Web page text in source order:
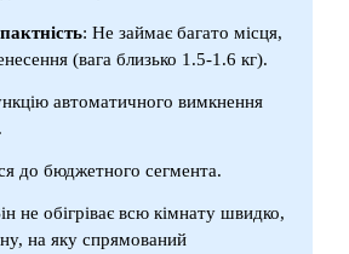
: Не займає багато місця,
(вага близько 1.5-1.6 кг).
автоматичного вимкнення
до бюджетного сегмента.
не обігріває всю кімнату швидко,
на яку спрямований